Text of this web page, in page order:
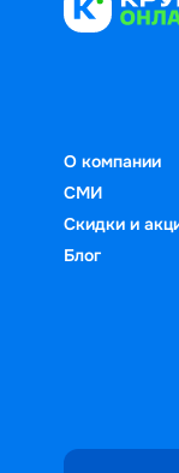
О компании
СМИ
Скидки и
Блог